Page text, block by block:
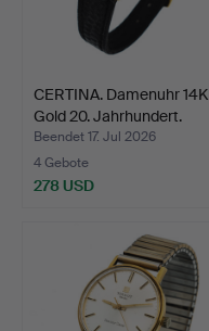
CERTINA. Damenuhr 14K
Gold 20. Jahrhundert.
Beendet 17. Jul 2026
4 Gebote
278 USD